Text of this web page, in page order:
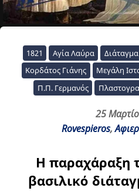
1821 Αγία Λαύρα Διάταγμα
Κορδάτος Γιάνης
Μεγάλη
Π.Π. Γερμανός
25
Rovespieros,
Η παραχάραξη
βασιλικό